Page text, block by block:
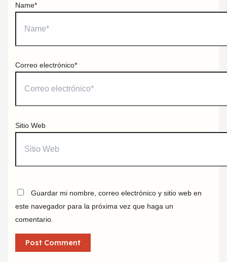
Name*
Correo electrónico*
Sitio Web
Guardar mi nombre, correo electrónico y sitio web en
este navegador para la próxima vez que haga un
comentario.